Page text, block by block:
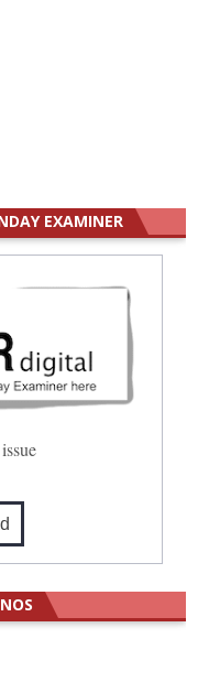
EXAMINER